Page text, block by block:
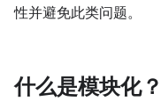
性并避免此类问题。
什么是模块化？